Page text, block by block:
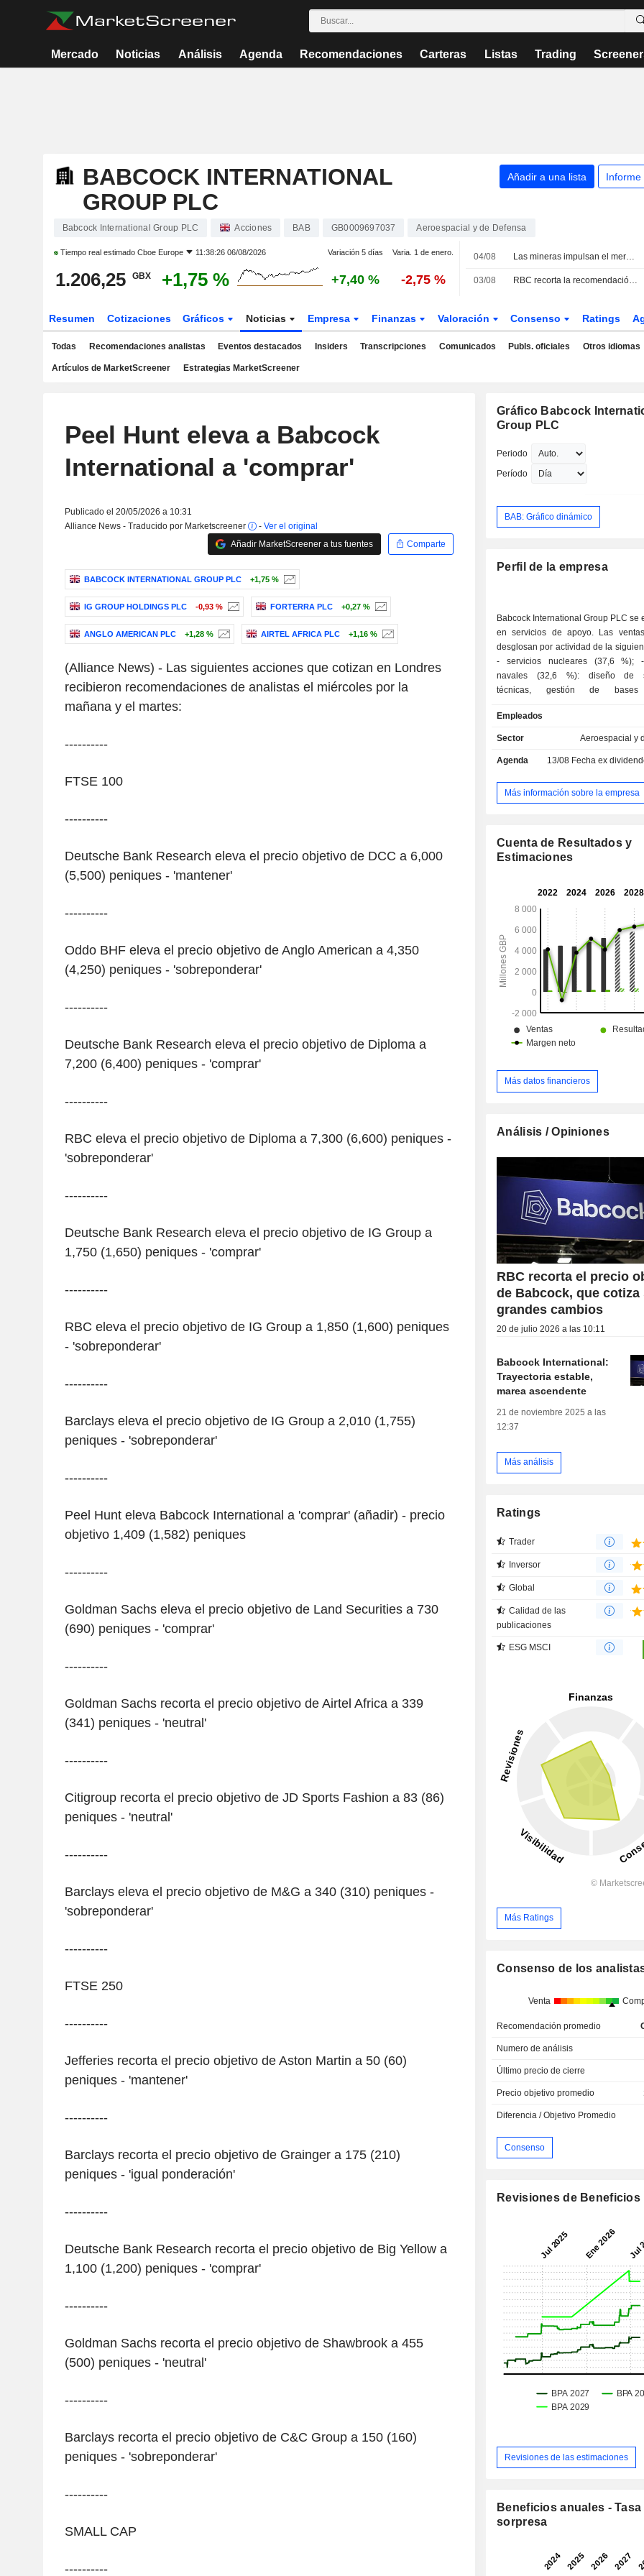
Mercado Noticias Análisis Agenda Recomendaciones Carteras Listas Trading
BABCOCK INTERNATIONAL
GROUP PLC
Añadir a una lista Informe
Babcock International Group PLC Acciones BAB GB0009697037 Aeroespacial y de Defensa
Tiempo real estimado Cboe Europe 11:38:26 06/08/2026 Variación 5 días Varia. 1 de enero.
1.206,25 GBX +1,75 % +7,40 % -2,75 %
04/08 Las mineras impulsan el mercado ante el repunte del cobre y la avalancha de resultados
03/08 RBC recorta la recomendación de JD Sports; Jefferies rebaja la de Severn Trent
Resumen Cotizaciones Gráficos Noticias Empresa Finanzas Valoración Consenso Ratings
Todas Recomendaciones analistas Eventos destacados Insiders Transcripciones Comunicados Publs. oficiales Otros idiomas
Artículos de MarketScreener Estrategias MarketScreener
Peel Hunt eleva a Babcock
International a 'comprar'
Publicado el 20/05/2026 a 10:31
Alliance News - Traducido por Marketscreener
- Ver el original
Añadir MarketScreener a tus fuentes
Comparte
BABCOCK INTERNATIONAL GROUP PLC +1,75 %
IG GROUP HOLDINGS PLC -0,93 % FORTERRA PLC +0,27 %
ANGLO AMERICAN PLC +1,28 % AIRTEL AFRICA PLC +1,16 %
(Alliance News) - Las siguientes acciones que cotizan en Londres
recibieron recomendaciones de analistas el miércoles por la
mañana y el martes:
----------
FTSE 100
----------
Deutsche Bank Research eleva el precio objetivo de DCC a 6,000
(5,500) peniques - 'mantener'
----------
Oddo BHF eleva el precio objetivo de Anglo American a 4,350
(4,250) peniques - 'sobreponderar'
----------
Deutsche Bank Research eleva el precio objetivo de Diploma a
7,200 (6,400) peniques - 'comprar'
----------
RBC eleva el precio objetivo de Diploma a 7,300 (6,600) peniques -
'sobreponderar'
----------
Deutsche Bank Research eleva el precio objetivo de IG Group a
1,750 (1,650) peniques - 'comprar'
----------
RBC eleva el precio objetivo de IG Group a 1,850 (1,600) peniques
- 'sobreponderar'
----------
Barclays eleva el precio objetivo de IG Group a 2,010 (1,755)
peniques - 'sobreponderar'
----------
Peel Hunt eleva Babcock International a 'comprar' (añadir) - precio
objetivo 1,409 (1,582) peniques
----------
Goldman Sachs eleva el precio objetivo de Land Securities a 730
(690) peniques - 'comprar'
----------
Goldman Sachs recorta el precio objetivo de Airtel Africa a 339
(341) peniques - 'neutral'
----------
Citigroup recorta el precio objetivo de JD Sports Fashion a 83 (86)
peniques - 'neutral'
----------
Barclays eleva el precio objetivo de M&G a 340 (310) peniques -
'sobreponderar'
----------
FTSE 250
----------
Jefferies recorta el precio objetivo de Aston Martin a 50 (60)
peniques - 'mantener'
----------
Barclays recorta el precio objetivo de Grainger a 175 (210)
peniques - 'igual ponderación'
----------
Deutsche Bank Research recorta el precio objetivo de Big Yellow a
1,100 (1,200) peniques - 'comprar'
----------
Goldman Sachs recorta el precio objetivo de Shawbrook a 455
(500) peniques - 'neutral'
----------
Barclays recorta el precio objetivo de C&C Group a 150 (160)
peniques - 'sobreponderar'
----------
SMALL CAP
----------
Gráfico Babcock
Group PLC
Periodo
Período
BAB: Gráfico dinámico
Perfil de la empresa
Babcock International Group PLC se
en servicios de apoyo. Las
desglosan por actividad de la
- servicios nucleares (37,6 %); - servicios
navales (32,6 %): diseño de
técnicas, gestión de bases
submarinos, reacondicionamiento de
superficie, etc. El grupo también
mantenimiento; - servicios de defensa (6,7 %):
infraestructuras, servicios logísticos,
de pilotos, etc., en particular para
siguiente manera: Reino Unido
Europa (3,5 %), África (7,2 %),
Empleados
Sector Aeroespacial y
Agenda 13/08 Fecha ex dividendo -
Más información sobre la empresa
Cuenta de Resultados y
Estimaciones
Más datos financieros
Análisis / Opiniones
RBC recorta el precio
de Babcock, que cotiza
grandes cambios
20 de julio 2026 a las 10:11
Babcock International:
Trayectoria estable,
marea ascendente
21 de noviembre 2025 a las
12:37
Más análisis
Ratings
Trader
Inversor
Global
Calidad de las
publicaciones
ESG MSCI
Más Ratings
Consenso de los
Venta
Recomendación promedio
Numero de análisis
Último precio de cierre
Precio objetivo promedio
Diferencia / Objetivo Promedio
Consenso
Revisiones de Beneficios
Revisiones de las estimaciones
Beneficios anuales - Tasa
sorpresa